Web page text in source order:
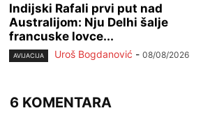
Indijski Rafali prvi put nad
Australijom: Nju Delhi šalje
francuske lovce...
AVIJACIJA Uroš Bogdanović - 08/08/2026
6 KOMENTARA